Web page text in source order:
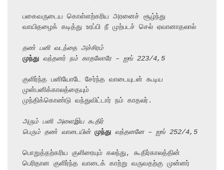
பகைவருடைய கொள்ளற்கரிய அரனைச் சூழ்ந்து
வாயிதழைக் கடித்து உரப்பி நீ முற்படச் செல் ஏவானாதலால்
தண் பனி வடந்தை அச்சிரம்
முந்து வந்தனர் நம் காதலோரே – ஐங் 223/4,5
குளிர்ந்த பனியோடே சேர்ந்த வாடையுடன் கூடிய
முன்பனிக்காலத்தையும்
முந்திக்கொண்டு வந்துவிட்டார் நம் காதலர்.
அரும் பனி அளைஇய கூதிர்
பெரும் தண் வாடையின் முந்து வந்தனனே – ஐங் 252/4,5
பொறுத்தற்கரிய குளிரையும் கலந்து, கூதிர்காலத்தின்
பெரிதான குளிர்ந்த வாடைக் காற்று வருவதற்கு முன்னர்